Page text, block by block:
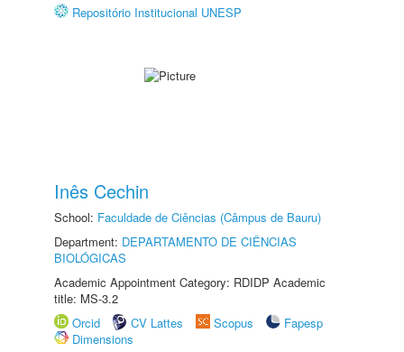
Repositório Institucional UNESP
Inês Cechin
School: Faculdade de Ciências (Câmpus de Bauru)
Department: DEPARTAMENTO DE CIÊNCIAS
BIOLÓGICAS
Academic Appointment Category: RDIDP Academic
title: MS-3.2
Orcid
CV Lattes Scopus
Fapesp
Dimensions